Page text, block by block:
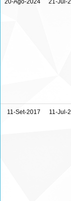
20-Ago-2024 21-Jul-
11-Set-2017 11-Jul-